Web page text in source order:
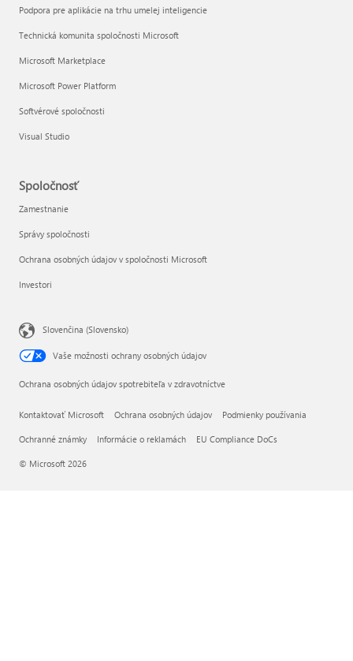
Podpora pre aplikácie na trhu umelej inteligencie
Technická komunita spoločnosti Microsoft
Microsoft Marketplace
Microsoft Power Platform
Softvérové spoločnosti
Visual Studio
Spoločnosť
Zamestnanie
Správy spoločnosti
Ochrana osobných údajov v spoločnosti Microsoft
Investori
Slovenčina (Slovensko)
Vaše možnosti ochrany osobných údajov
Ochrana osobných údajov spotrebiteľa v zdravotníctve
Kontaktovať Microsoft Ochrana osobných údajov Podmienky používania
Ochranné známky Informácie o reklamách EU Compliance DoCs
© Microsoft 2026